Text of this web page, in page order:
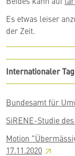
Es etwas leiser
der Zeit.
Internationaler
Bundesamt für
SiRENE-Studie
Motion
17.11.2020